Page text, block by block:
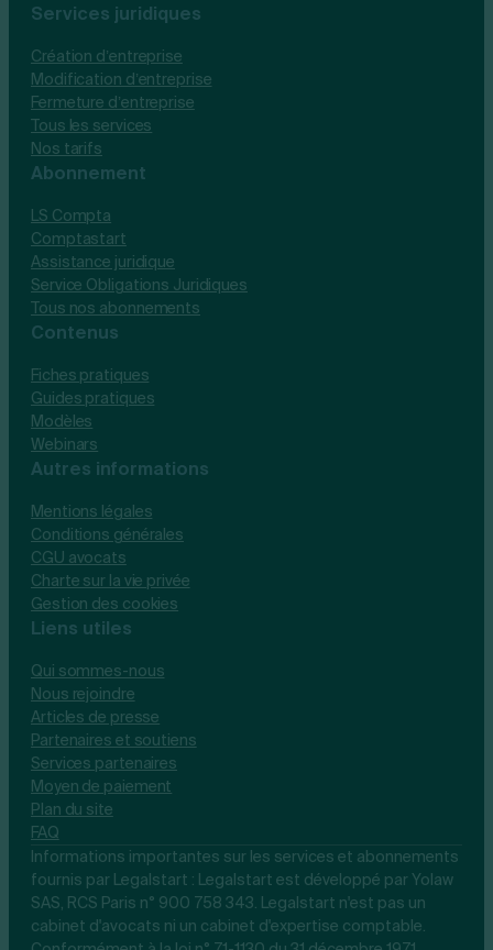
Services juridiques
Création d’entreprise
Modification d’entreprise
Fermeture d’entreprise
Tous les services
Nos tarifs
Abonnement
LS Compta
Comptastart
Assistance juridique
Service Obligations Juridiques
Tous nos abonnements
Contenus
Fiches pratiques
Guides pratiques
Modèles
Webinars
Autres informations
Mentions légales
Conditions générales
CGU avocats
Charte sur la vie privée
Gestion des cookies
Liens utiles
Qui sommes-nous
Nous rejoindre
Articles de presse
Partenaires et soutiens
Services partenaires
Moyen de paiement
Plan du site
FAQ
Informations importantes sur les services et abonnements
fournis par Legalstart : Legalstart est développé par Yolaw
SAS, RCS Paris n° 900 758 343. Legalstart n'est pas un
cabinet d'avocats ni un cabinet d'expertise comptable.